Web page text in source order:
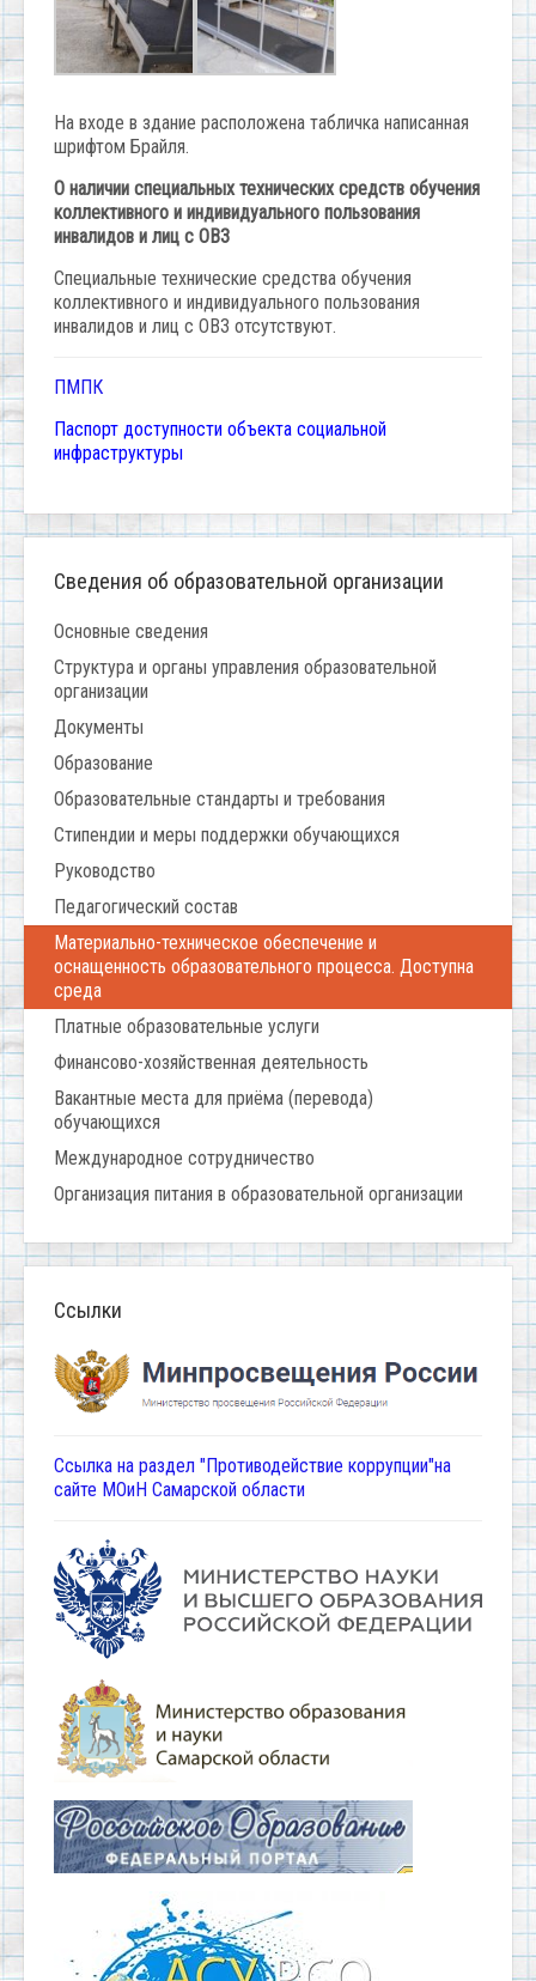
На входе в здание расположена табличка написанная
шрифтом Брайля.
О наличии специальных технических средств обучения
коллективного и индивидуального пользования
инвалидов и лиц с ОВЗ
Специальные технические средства обучения
коллективного и индивидуального пользования
инвалидов и лиц с ОВЗ отсутствуют.
ПМПК
Паспорт доступности объекта социальной
инфраструктуры
Сведения об образовательной организации
Основные сведения
Структура и органы управления образовательной
организации
Документы
Образование
Образовательные стандарты и требования
Стипендии и меры поддержки обучающихся
Руководство
Педагогический состав
Материально-техническое обеспечение и
оснащенность образовательного процесса. Доступна
среда
Платные образовательные услуги
Финансово-хозяйственная деятельность
Вакантные места для приёма (перевода)
обучающихся
Международное сотрудничество
Организация питания в образовательной организации
Ссылки
Ссылка на раздел "Противодействие коррупции"на
сайте МОиН Самарской области